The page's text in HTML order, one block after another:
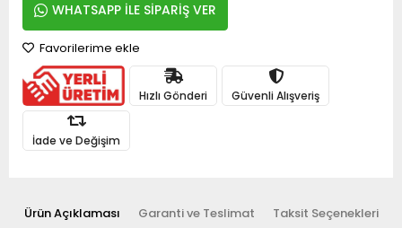
WHATSAPP İLE SİPARİŞ VER
Favorilerime ekle
Hızlı Gönderi Güvenli Alışveriş
İade ve Değişim
Ürün Açıklaması Garanti ve Teslimat Taksit Seçenekleri